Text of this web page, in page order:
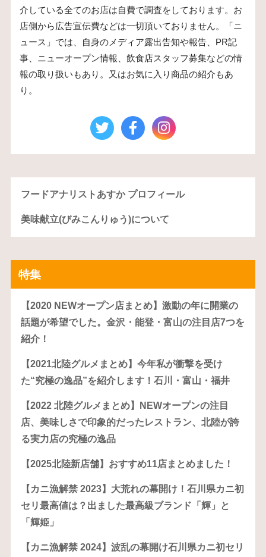
介している全てのお店は自費で調査をしております。お
店側から広告宣伝費などは一切頂いておりません。「ニ
ュース」では、自身のメディア露出告知や報告、PR記
事、ニューオープン情報、飲食店スタッフ募集などの情
報の取り扱いもあり。又はお気に入り商品の紹介もあ
り。
フードアナリストあすか プロフィール
美味献立(びみこんりゅう)について
特集
【2020 NEWオープン店まとめ】激動の年に開業の
話題が希望でした。金沢・能登・富山の注目店7つを
紹介！
【2021北陸グルメまとめ】今年私が衝撃を受け
た“究極の逸品”を紹介します！石川・富山・福井
【2022 北陸グルメまとめ】NEWオープンの注目
店、美味しさで印象的だったレストラン、北陸が誇
る実力店の究極の逸品
【2025北陸新店舗】おすすめ11店まとめました！
【カニ漁解禁 2023】大荒れの幕開け！石川県カニ初
セリ最高値は？出ました最高級ブランド「輝」と
「輝姫」
【カニ漁解禁 2024】波乱の幕開け石川県カニ初セリ